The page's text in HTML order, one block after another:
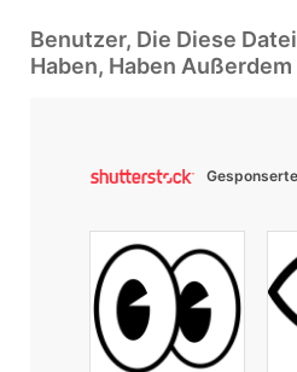
Benutzer, Die Diese
Haben, Haben